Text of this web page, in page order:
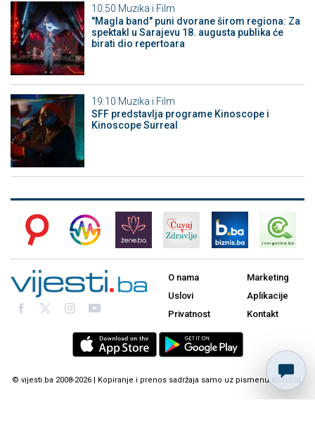
10:50 Muzika i Film
"Magla band" puni dvorane širom regiona: Za
spektakl u Sarajevu 18. augusta publika će
birati dio repertoara
19:10 Muzika i Film
SFF predstavlja programe Kinoscope i
Kinoscope Surreal
O nama
Uslovi
Privatnost
Marketing
Aplikacije
Kontakt
© vijesti.ba 2008-2026 | Kopiranje i prenos sadržaja samo uz pismenu dozvolu.